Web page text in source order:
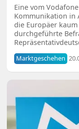
Eine vom
Kommunikation in
die Europäer
durchgeführte
Marktgeschehen